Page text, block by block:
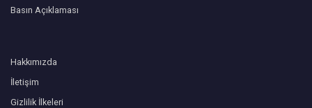
Basın Açıklaması
Hakkımızda
İletişim
Gizlilik İlkeleri